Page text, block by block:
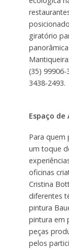
giratório
(35) 99906-
3438-2493.
Espaço
Para quem
um toque
oficinas
Cristina
diferentes
pintura
pintura em
peças
pelos